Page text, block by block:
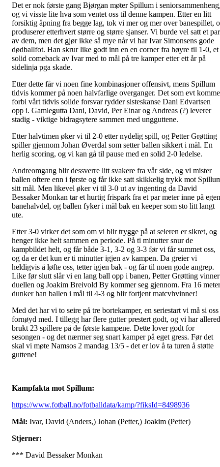
Det er nok første gang Bjørgan møter Spillum i
og vi visste lite hva som ventet oss til denne kampen. Etter en litt
forsiktig åpning fra begge lag, tok vi mer og mer over banespillet,
produserer etterhvert større og større sjanser. Vi burde vel satt et par
av dem, men det gjør ikke så mye når vi har Ivar Simonsens gode
dødballfot. Han skrur like godt inn en en corner fra høyre til 1-0, et
solid comeback av Ivar med to mål på tre kamper etter ett år på
sidelinja pga skade.
Etter dette får vi noen fine kombinasjoner offensivt, mens Spillum
tidvis kommer på noen halvfarlige overganger. Det som evt
forbi vårt tidvis solide forsvar rydder sisteskanse Dani Edvartsen
opp i. Gamlegutta Dani, David, Per Einar og Andreas (?) leverer
stadig - viktige bidragsytere sammen med ungguttene.
Etter halvtimen øker vi til 2-0 etter nydelig spill, og Petter Grøtting
spiller gjennom Johan Øverdal som setter ballen sikkert i mål. En
herlig scoring, og vi kan gå til pause med en solid 2-0 ledelse.
Andreomgang blir dessverre litt svakere fra vår side, og vi mister
ballen oftere enn i første og får ikke satt skikkelig trykk mot
sitt mål. Men likevel øker vi til 3-0 ut av ingenting da David
Bessaker Monkan tar et hurtig frispark fra et par meter inne på egen
banehalvdel, og ballen fyker i mål bak en keeper som sto litt langt
ute.
Etter 3-0 virker det som om vi blir trygge på at seieren er sikret, og
henger ikke helt sammen en periode. På ti minutter snur de
kampbildet helt, og får både 3-1, 3-2 og 3-3 før vi får summet oss,
og da er det kun er ti minutter igjen av kampen. Da greier vi
heldigvis å løfte oss, tetter igjen bak - og får til noen gode angrep.
Like før slutt slår vi en lang ball opp i banen, Petter Grøtting vinner
duellen og Joakim Breivold By kommer seg gjennom. Fra 16 meter
dunker han ballen i mål til 4-3 og blir fortjent matcvhvinner!
Med det har vi to seire på tre bortekamper, en seriestart vi må si oss
fornøyd med. I tillegg har flere gutter prestert godt, og vi har
brukt 23 spillere på de første kampene. Dette lover godt for
sesongen - og det nærmer seg snart kamper på eget gress. Før det
skal vi møte Namsos 2 mandag 13/5 - det er lov å ta turen å støtte
guttene!
Kampfakta mot Spillum:
https://www.fotball.no/fotballdata/kamp/?fiksId=8498936
Mål: Ivar, David (Anders,) Johan (Petter,) Joakim (Petter)
Stjerner:
*** David Bessaker Monkan